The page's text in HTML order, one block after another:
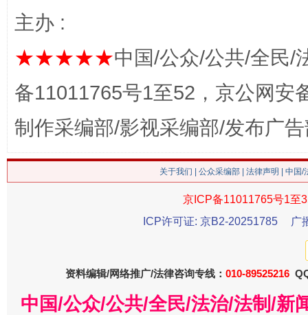
这是一记警钟！ 谢
今
主办 :
★★★★★中国/公众/公共/全民/
备11011765号1至52，京公网安
制作采编部/影视采编部/发布广
关于我们 公众采编部 法律声明 | 中国
京ICP备11011765号1至
ICP许可证: 京B2-20251785
广
资料编辑/网络推广/法律咨询专线： 010-89525216
中国/公众/公共/全民/法治/法制/新